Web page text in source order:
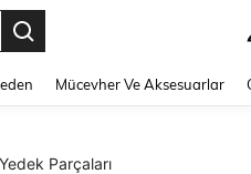
Mücevher Ve Aksesuarlar
Parçaları